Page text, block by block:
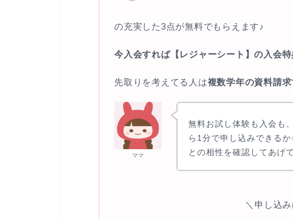
の充実した3点が無料でもらえます♪
今入会すれば【レジャーシート】の入会特
先取りを考えてる人は複数学年の資料請
ママ
無料お試し体験も入会も、
ら1分で申し込みできる
との相性を確認してあげて
＼申し込